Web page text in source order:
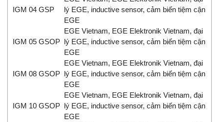
IGM 04 GSP
lý EGE, inductive sensor, cảm biến tiệm cận
EGE
IGM 05 GSOP
EGE Vietnam, EGE Elektronik Vietnam, đại
lý EGE, inductive sensor, cảm biến tiệm cận
EGE
IGM 08 GSOP
EGE Vietnam, EGE Elektronik Vietnam, đại
lý EGE, inductive sensor, cảm biến tiệm cận
EGE
IGM 10 GSOP
EGE Vietnam, EGE Elektronik Vietnam, đại
lý EGE, inductive sensor, cảm biến tiệm cận
EGE